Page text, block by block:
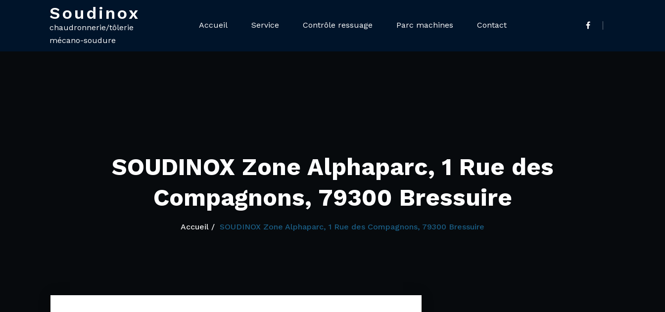
to
Soudinox
chaudronnerie/tôlerie
mécano-soudure
Accueil Service Contrôle ressuage Parc machines Contact
SOUDINOX Zone Alphaparc, 1 Rue des
Compagnons, 79300 Bressuire
Accueil SOUDINOX Zone Alphaparc, 1 Rue des Compagnons, 79300 Bressuire